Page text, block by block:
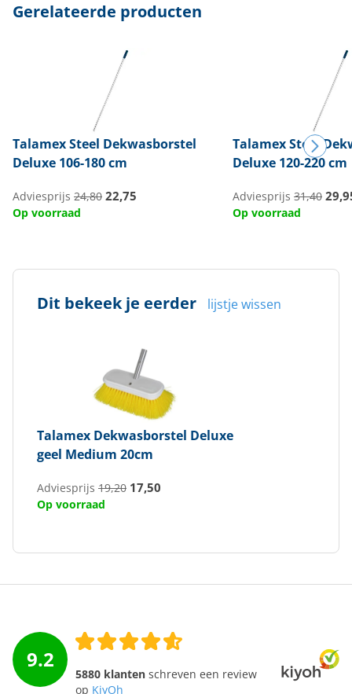
Gerelateerde producten
TalamexSteel Dekwasborstel
Deluxe 106-180 cm
Adviesprijs 24,80 22,75
Op voorraad
TalamexSteel
Deluxe 120-220 cm
Adviesprijs 31,40
Op voorraad
Dit bekeek je eerder lijstje wissen
Talamex Dekwasborstel Deluxe
geel Medium 20cm
Adviesprijs 19,20 17,50
Op voorraad
9.2
5880 klanten schreven een review
op KiyOh